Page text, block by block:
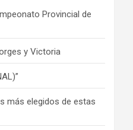
Provincial de
y Victoria
más elegidos de estas